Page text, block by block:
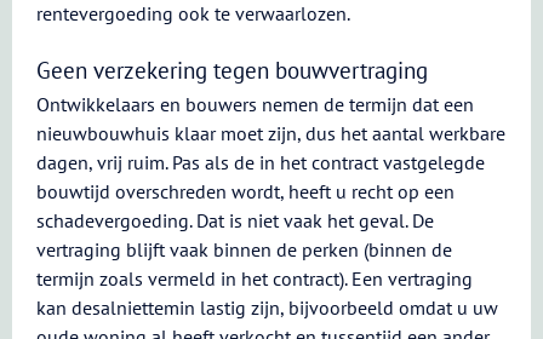
rentevergoeding ook te verwaarlozen.
Geen verzekering tegen bouwvertraging
Ontwikkelaars en bouwers nemen de termijn dat een
nieuwbouwhuis klaar moet zijn, dus het aantal werkbare
dagen, vrij ruim. Pas als de in het contract vastgelegde
bouwtijd overschreden wordt, heeft u recht op een
schadevergoeding. Dat is niet vaak het geval. De
vertraging blijft vaak binnen de perken (binnen de
termijn zoals vermeld in het contract). Een vertraging
kan desalniettemin lastig zijn, bijvoorbeeld omdat u uw